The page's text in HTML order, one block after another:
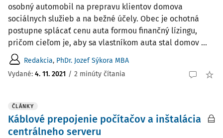
osobný automobil na prepravu klientov domova
sociálnych služieb a na bežné účely. Obec je ochotná
postupne splácať cenu auta formou finančný lízingu,
pričom cieľom je, aby sa vlastníkom auta stal domov ...
Redakcia, PhDr. Jozef Sýkora MBA
Vydané: 4. 11. 2021 / 2 minúty čítania
ČLÁNKY
Káblové prepojenie počítačov a inštalácia
centrálneho serveru